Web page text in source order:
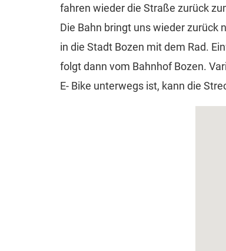
fahren wieder die Straße zurück
Die Bahn bringt uns wieder zurück
in die Stadt Bozen mit dem Rad.
folgt dann vom Bahnhof Bozen.
E- Bike unterwegs ist, kann die